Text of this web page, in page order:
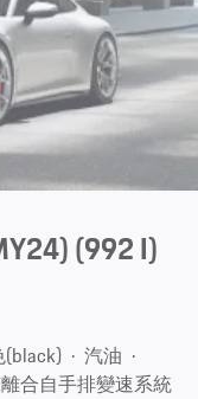
(992 I)
汽油
合自手排變速系統